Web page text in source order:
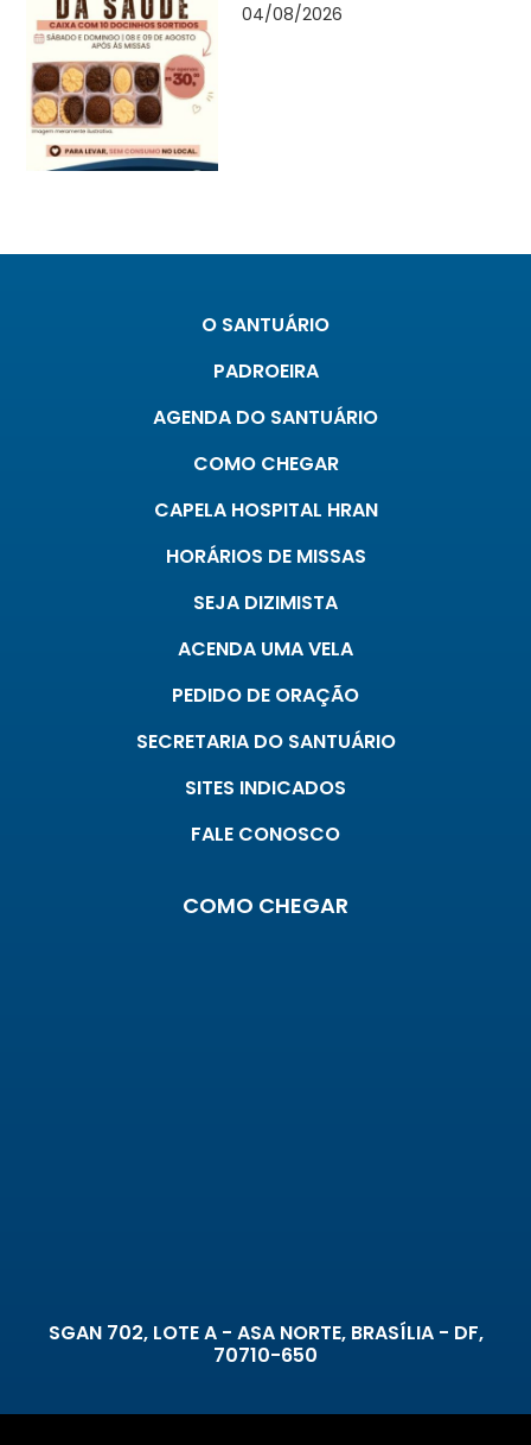
04/08/2026
O SANTUÁRIO
PADROEIRA
AGENDA DO SANTUÁRIO
COMO CHEGAR
CAPELA HOSPITAL HRAN
HORÁRIOS DE MISSAS
SEJA DIZIMISTA
ACENDA UMA VELA
PEDIDO DE ORAÇÃO
SECRETARIA DO SANTUÁRIO
SITES INDICADOS
FALE CONOSCO
COMO CHEGAR
SGAN 702, LOTE A - ASA NORTE, BRASÍLIA - DF,
70710-650